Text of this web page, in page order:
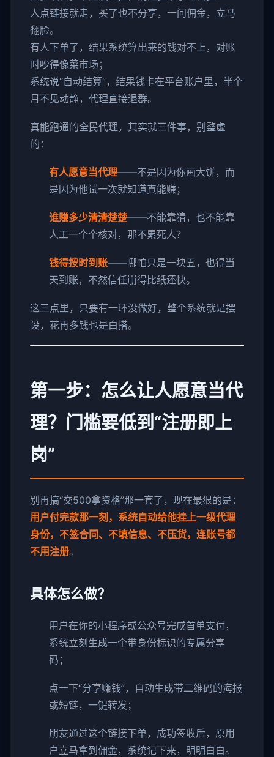
人点链接就走，买了也不分享，一问佣金，立马
翻脸。
有人下单了，结果系统算出来的钱对不上，对账
时吵得像菜市场；
系统说“自动结算”，结果钱卡在平台账户里，半个
月不见动静，代理直接退群。
真能跑通的全民代理，其实就三件事，别整虚
的：
有人愿意当代理——不是因为你画大饼，而
是因为他试一次就知道真能赚；
谁赚多少清清楚楚——不能靠猜，也不能靠
人工一个个核对，那不累死人？
钱得按时到账——哪怕只是一块五，也得当
天到账，不然信任崩得比纸还快。
这三点里，只要有一环没做好，整个系统就是摆
设，花再多钱也是白搭。
第一步：怎么让人愿意当代
理？门槛要低到“注册即上
岗”
别再搞“交500拿资格”那一套了，现在最狠的是：
用户付完款那一刻，系统自动给他挂上一级代理
身份，不签合同、不填信息、不压货，连账号都
不用注册。
具体怎么做？
用户在你的小程序或公众号完成首单支付，
系统立刻生成一个带身份标识的专属分享
码；
点一下“分享赚钱”，自动生成带二维码的海报
或短链，一键转发；
朋友通过这个链接下单，成功签收后，原用
户立马拿到佣金，系统记下来，明明白白。